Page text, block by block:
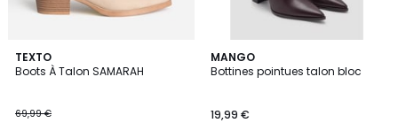
TEXTO
Boots À Talon SAMARAH
69,99 €
5
/
MANGO
Bottines pointues talon bloc
19,99 €